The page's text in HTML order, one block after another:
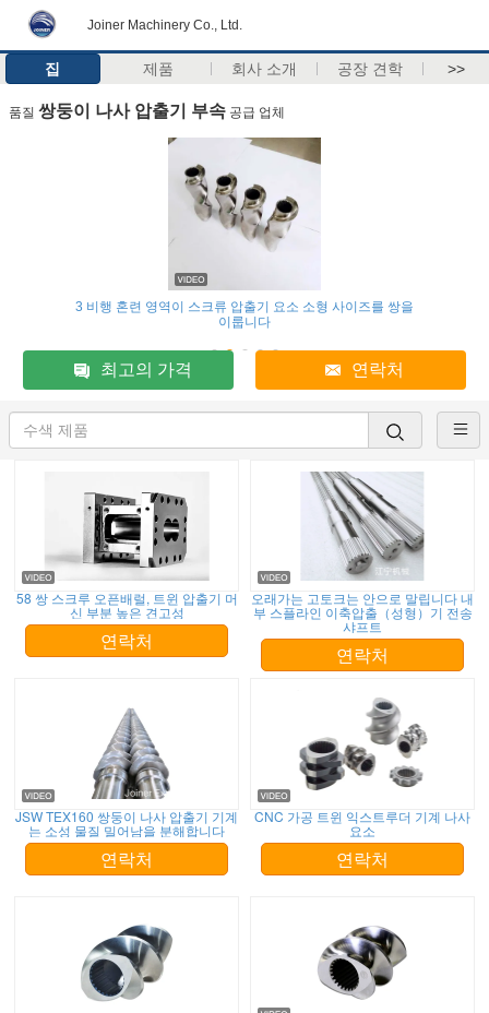
Joiner Machinery Co., Ltd.
집 제품 회사 소개 공장 견학 >>
품질 쌍둥이 나사 압출기 부속 공급 업체
3 비행 혼련 영역이 스크류 압출기 요소 소형 사이즈를 쌍을
이룹니다
최고의 가격 연락처
58 쌍 스크루 오픈배럴, 트윈 압출기 머
신 부분 높은 견고성
연락처
오래가는 고토크는 안으로 말립니다 내
부 스플라인 이축압출（성형）기 전송
샤프트
연락처
JSW TEX160 쌍둥이 나사 압출기 기계
는 소성 물질 밀어남을 분해합니다
연락처
CNC 가공 트윈 익스트루더 기계 나사
요소
연락처